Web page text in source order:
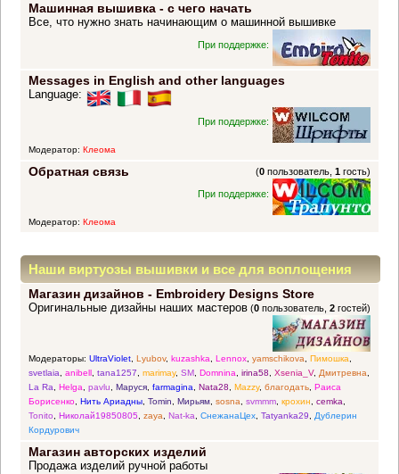
Машинная вышивка - с чего начать
Все, что нужно знать начинающим о машинной вышивке
При поддержке:
Messages in English and other languages
Language:
При поддержке:
Модератор: Клеома
Обратная связь (0 пользователь,1 гость)
При поддержке:
Модератор: Клеома
Наши виртуозы вышивки и все для воплощения
прекрасных идей
Магазин дизайнов - Embroidery Designs Store
(0 пользователь,2 гостей)
Оригинальные дизайны наших мастеров
Модераторы: UltraViolet, Lyubov, kuzashka, Lennox, yamschikova, Пимошка,
svetlaia, anibell, tana1257, marimay, SM, Domnina, irina58, Xsenia_V, Дмитревна,
La Ra, Helga, pavlu, Маруся, farmagina, Nata28, Mazzy, благодать, Раиса
Борисенко, Нить Ариадны, Tomin, Мирьям, sosna, svmmm, крохин, cemka,
Tonito, Николай19850805, zaya, Nat-ka, СнежанаЦех, Tatyanka29, Дублерин
Кордурович
Магазин авторских изделий
Продажа изделий ручной работы